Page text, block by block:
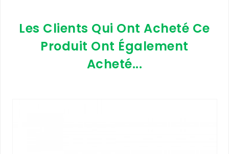
Les Clients Qui Ont Acheté Ce
Produit Ont Également
Acheté...